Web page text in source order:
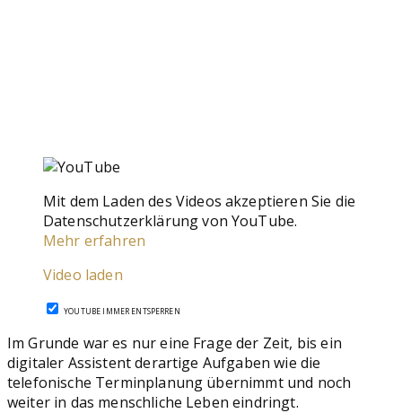
Mit dem Laden des Videos akzeptieren Sie die
Datenschutzerklärung von YouTube.
Mehr erfahren
Video laden
YOUTUBE IMMER ENTSPERREN
Im Grunde war es nur eine Frage der Zeit, bis ein
digitaler Assistent derartige Aufgaben wie die
telefonische Terminplanung übernimmt und noch
weiter in das menschliche Leben eindringt.